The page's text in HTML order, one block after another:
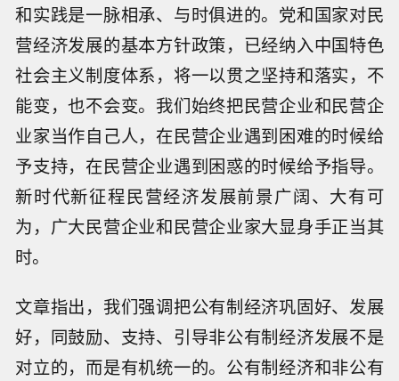
和实践是一脉相承、与时俱进的。党和国家对民
营经济发展的基本方针政策，已经纳入中国特色
社会主义制度体系，将一以贯之坚持和落实，不
能变，也不会变。我们始终把民营企业和民营企
业家当作自己人，在民营企业遇到困难的时候给
予支持，在民营企业遇到困惑的时候给予指导。
新时代新征程民营经济发展前景广阔、大有可
为，广大民营企业和民营企业家大显身手正当其
时。
文章指出，我们强调把公有制经济巩固好、发展
好，同鼓励、支持、引导非公有制经济发展不是
对立的，而是有机统一的。公有制经济和非公有